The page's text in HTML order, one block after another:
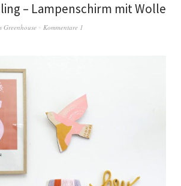
– Lampenschirm mit Wolle
Greenhouse Kommentare 1